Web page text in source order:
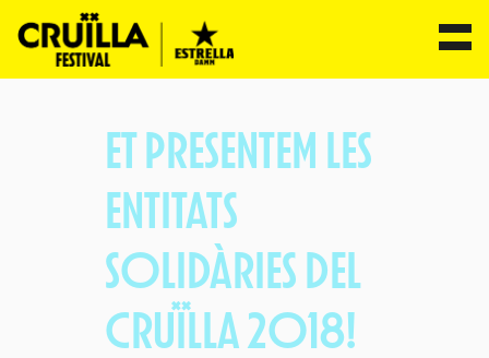
ET PRESENTEM LES
ENTITATS
SOLIDÀRIES DEL
CRUÏLLA 2018!